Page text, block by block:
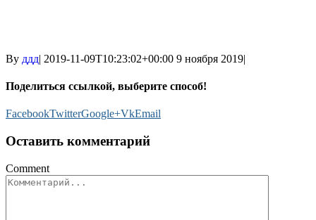
By ддд| 2019-11-09T10:23:02+00:00 9 ноября 2019|
Поделиться ссылкой, выберите способ!
FacebookTwitterGoogle+VkEmail
Оставить комментарий
Comment